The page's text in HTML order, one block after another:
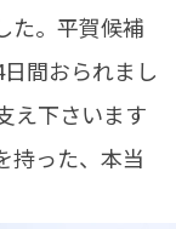
た。平賀候補
間おられまし
え下さいます
持った、本当